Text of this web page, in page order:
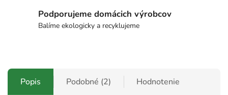
Podporujeme domácich výrobcov
Balíme ekologicky a recyklujeme
Popis Podobné (2) Hodnotenie